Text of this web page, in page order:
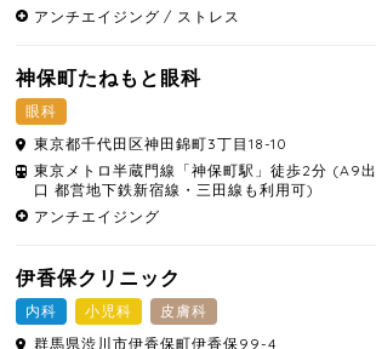
アンチエイジング
ストレス
神保町たねもと眼科
眼科
東京都千代田区神田錦町3丁目18-10
東京メトロ半蔵門線「神保町駅」徒歩2分 (A9出
口 都営地下鉄新宿線・三田線も利用可)
アンチエイジング
伊香保クリニック
内科 小児科
皮膚科
群馬県渋川市伊香保町伊香保99-4